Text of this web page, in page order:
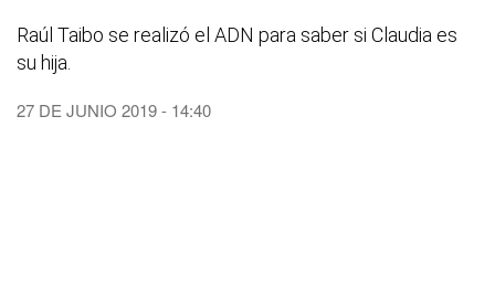
Raúl Taibo se realizó el ADN para saber si Claudia es
su hija.
27 DE JUNIO 2019 - 14:40